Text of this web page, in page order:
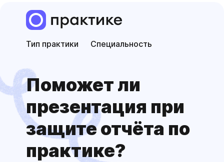
Тип практики Специальность
Поможет ли
презентация при
защите отчёта по
практике?